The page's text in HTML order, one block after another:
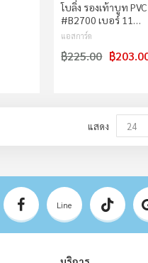
โบลิ่ง รองเท้าบูท
#B2700 เบอร์ 11…
แอสการ์ด
฿
฿225.00
แสดง
Line